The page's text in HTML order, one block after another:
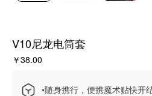
V10尼龙电筒套
￥38.00
•随身携行，便携魔术贴快开